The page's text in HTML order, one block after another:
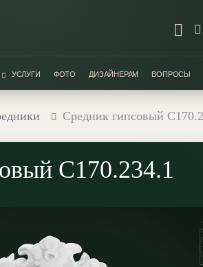
УСЛУГИ ФОТО ДИЗАЙНЕРАМ ВОПРОСЫ
Средник гипсовый
С170.234.1